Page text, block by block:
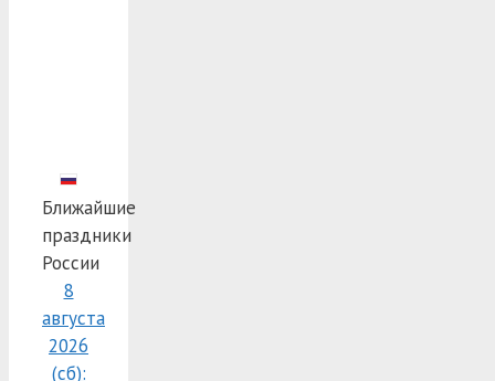
Ближайшие
праздники
России
8
августа
2026
(сб):